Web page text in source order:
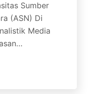
Sumber
(ASN) Di
Media